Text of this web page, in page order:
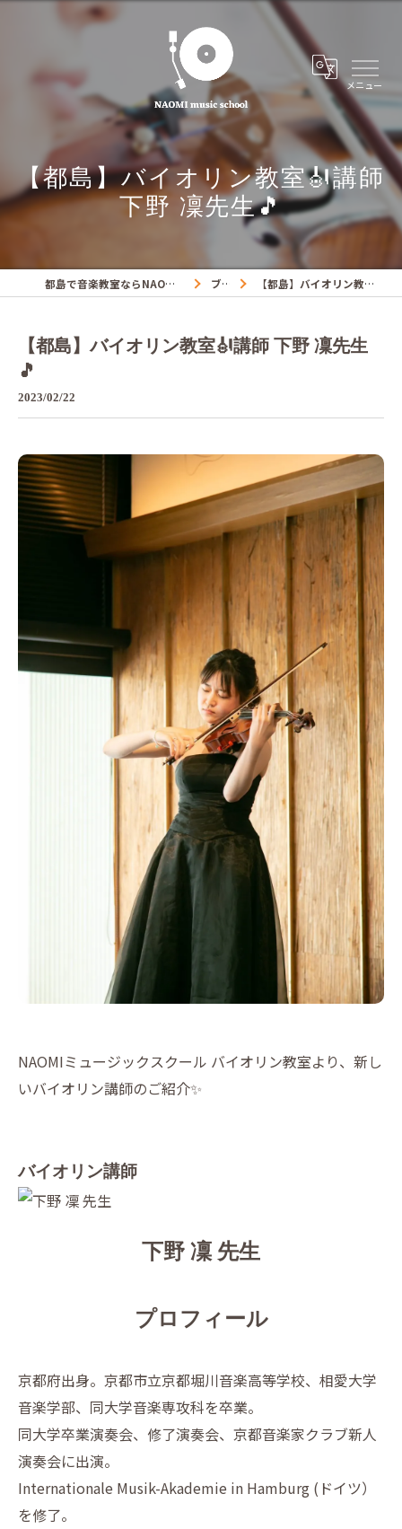
【都島】バイオリン教室🎻講師
下野 凜先生🎵
都島で音楽教室ならNAOMIミュージックスクール ブログ 【都島】バイオリン教室🎻講師 下野 凜先生🎵
【都島】バイオリン教室🎻講師 下野 凜先生
🎵
2023/02/22
NAOMIミュージックスクール バイオリン教室より、新し
いバイオリン講師のご紹介✨
バイオリン講師
下野 凜 先生
プロフィール
京都府出身。京都市立京都堀川音楽高等学校、相愛大学
音楽学部、同大学音楽専攻科を卒業。
同大学卒業演奏会、修了演奏会、京都音楽家クラブ新人
演奏会に出演。
Internationale Musik-Akademie in Hamburg (ドイツ）
を修了。